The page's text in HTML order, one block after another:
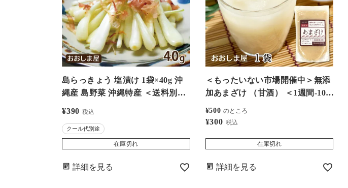
島らっきょう 塩漬け 1袋×40g 沖
縄産 島野菜 沖縄特産 ＜送料別・
¥390 税込
クール代別途
在庫切れ
詳細を見る
＜もったいない市場開催中＞無添
加あまざけ （甘酒） ＜1週間-10
ール便・3袋ごとに送料別＞
¥500 のところ
¥300 税込
在庫切れ
詳細を見る